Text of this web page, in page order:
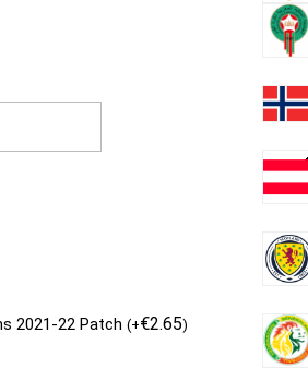
2021-22 Patch (+€2.65)